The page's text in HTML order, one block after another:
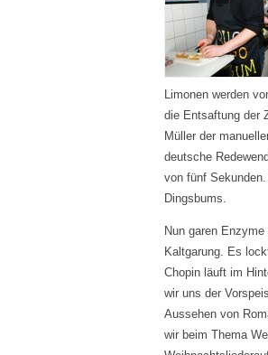
Limonen werden
die Entsaftung der
Müller der
deutsche
von fünf
Dingsbums.
Nun garen
Kaltgarung. Es
Chopin läuft im
wir uns der
Aussehen von
wir beim Thema